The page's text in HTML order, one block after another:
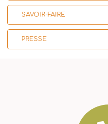
SAVOIR-FAIRE
PRESSE